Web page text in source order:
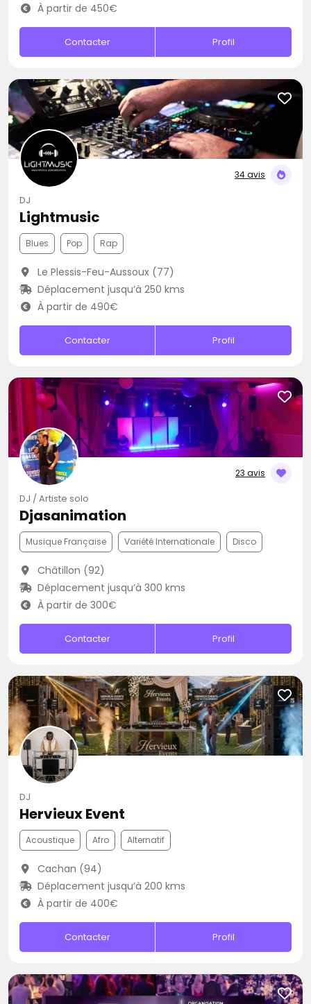
À partir de 450€
Contacter Profil
34 avis
DJ
Lightmusic
Blues Pop Rap
Le Plessis-Feu-Aussoux (77)
Déplacement jusqu’à 250 kms
À partir de 490€
Contacter Profil
23 avis
DJ / Artiste solo
Djasanimation
Musique Française Variété Internationale Disco
Châtillon (92)
Déplacement jusqu’à 300 kms
À partir de 300€
Contacter Profil
DJ
Hervieux Event
Acoustique Afro Alternatif
Cachan (94)
Déplacement jusqu’à 200 kms
À partir de 400€
Contacter Profil